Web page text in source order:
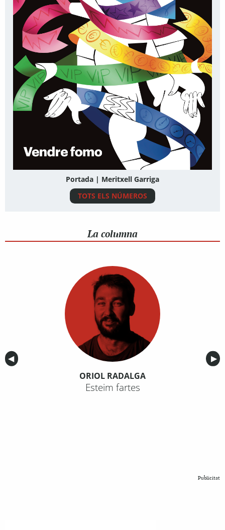
Portada | Meritxell Garriga
TOTS ELS NÚMEROS
La columna
Anterior
◀︎ ▶︎
ORIOL RADALGA
Esteim fartes
Publicitat